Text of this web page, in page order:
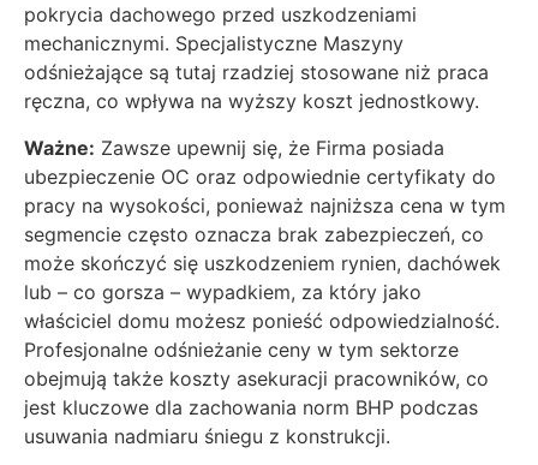
pokrycia dachowego przed uszkodzeniami
mechanicznymi. Specjalistyczne Maszyny
odśnieżające są tutaj rzadziej stosowane niż praca
ręczna, co wpływa na wyższy koszt jednostkowy.
Ważne: Zawsze upewnij się, że Firma posiada
ubezpieczenie OC oraz odpowiednie certyfikaty do
pracy na wysokości, ponieważ najniższa cena w tym
segmencie często oznacza brak zabezpieczeń, co
może skończyć się uszkodzeniem rynien, dachówek
lub – co gorsza – wypadkiem, za który jako
właściciel domu możesz ponieść odpowiedzialność.
Profesjonalne odśnieżanie ceny w tym sektorze
obejmują także koszty asekuracji pracowników, co
jest kluczowe dla zachowania norm BHP podczas
usuwania nadmiaru śniegu z konstrukcji.